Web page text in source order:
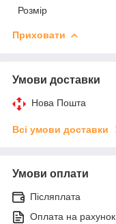
Розмір
Приховати
Умови доставки
Нова Пошта
Всі умови доставки
Умови оплати
Післяплата
Оплата на рахунок